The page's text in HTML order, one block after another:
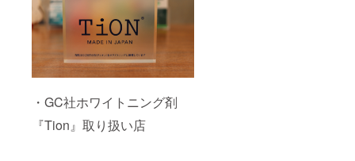
・GC社ホワイトニング剤
『Tion』取り扱い店